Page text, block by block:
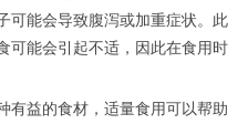
可能会导致腹泻或加重症状。此
可能会引起不适，因此在食用时
有益的食材，适量食用可以帮助